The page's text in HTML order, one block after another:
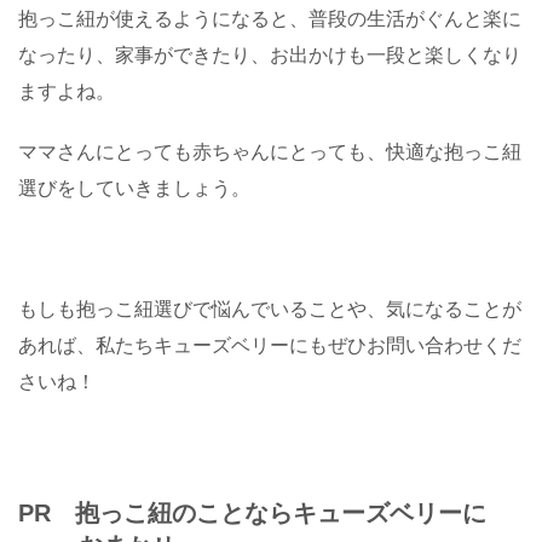
抱っこ紐が使えるようになると、普段の生活がぐんと楽に
なったり、家事ができたり、お出かけも一段と楽しくなり
ますよね。
ママさんにとっても赤ちゃんにとっても、快適な抱っこ紐
選びをしていきましょう。
もしも抱っこ紐選びで悩んでいることや、気になることが
あれば、私たちキューズベリーにもぜひお問い合わせくだ
さいね！
PR 抱っこ紐のことならキューズベリーに